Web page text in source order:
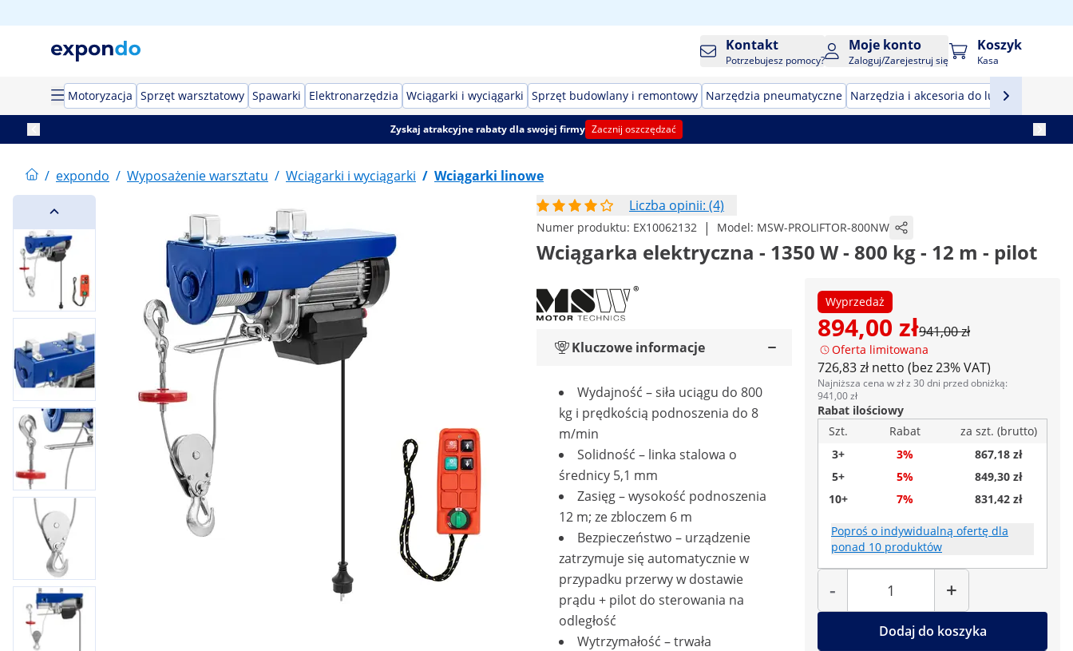
Kontakt
Potrzebujesz pomocy?
Moje konto
Zaloguj/Zarejestruj się
Koszyk
Kasa
Motoryzacja Sprzęt warsztatowy Spawarki Elektronarzędzia Wciągarki i wyciągarki Sprzęt budowlany i remontowy Narzędzia pneumatyczne Narzędzia i akcesoria do lutowania
Zyskaj atrakcyjne rabaty dla swojej firmy Zacznij oszczędzać
/ expondo / Wyposażenie warsztatu / Wciągarki i wyciągarki / Wciągarki linowe
Liczba opinii: (4)
Numer produktu: EX10062132 | Model: MSW-PROLIFTOR-800NW
Wciągarka elektryczna - 1350 W - 800 kg - 12 m - pilot
Wyprzedaż
894,00 zł941,00 zł
Oferta limitowana
726,83 zł netto (bez 23% VAT)
Najniższa cena w zł z 30 dni przed obniżką:
941,00 zł
Rabat ilościowy
Szt.
Rabat
za szt. (brutto)
3+
3%
867,18 zł
5+
5%
849,30 zł
10+
7% 831,42 zł
Poproś o indywidualną ofertę dla
ponad 10 produktów
-
Liczba
+
Dodaj do koszyka
Kluczowe informacje
Wydajność – siła uciągu do 800
kg i prędkością podnoszenia do 8
m/min
Solidność – linka stalowa o
średnicy 5,1 mm
Zasięg – wysokość podnoszenia
12 m; ze zbloczem 6 m
Bezpieczeństwo – urządzenie
zatrzymuje się automatycznie w
przypadku przerwy w dostawie
prądu + pilot do sterowania na
odległość
Wytrzymałość – trwała